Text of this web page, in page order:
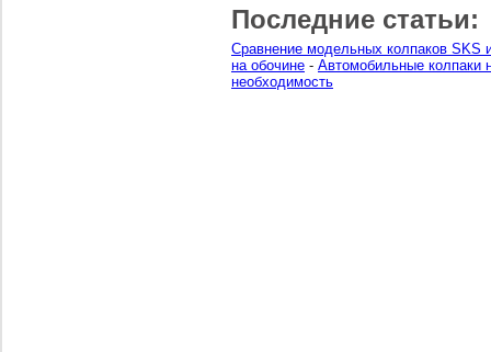
Последние статьи:
Сравнение модельных колпаков SKS
на обочине - Автомобильные колпаки
необходимость